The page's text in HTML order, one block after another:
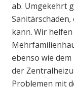
ab. Umgekehrt
kann. Wir
ebenso wie
der
Problemen mit